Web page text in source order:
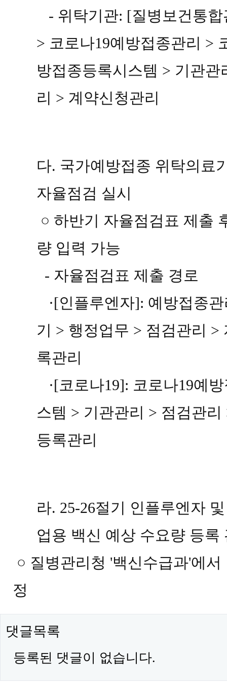
- 위탁기관: [질병보건통
> 코로나19예방접종관리 >
방접종등록시스템 > 기관관
리 > 계약신청관리
다. 국가예방접종 위탁의료
자율점검 실시
○ 하반기 자율점검표 제출
량 입력 가능
- 자율점검표 제출 경로
·[인플루엔자]: 예방접종
기 > 행정업무 > 점검관리 >
록관리
·[코로나19]: 코로나19예
스템 > 기관관리 > 점검관리
등록관리
라. 25-26절기 인플루엔자
업용 백신 예상 수요량 등록
○ 질병관리청 '백신수급과'에서
정
댓글목록
등록된 댓글이 없습니다.